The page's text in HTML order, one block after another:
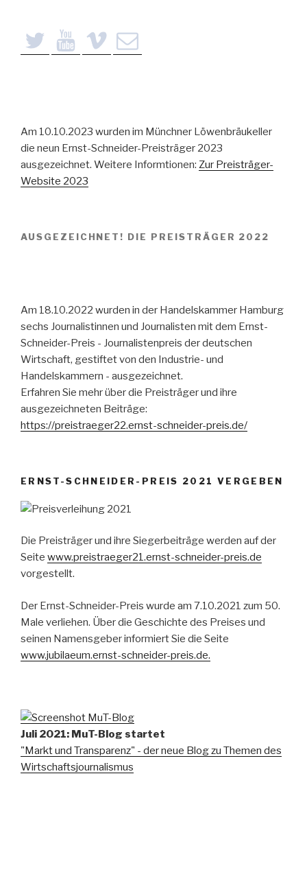
Am 10.10.2023 wurden im Münchner Löwenbräukeller
die neun Ernst-Schneider-Preisträger 2023
ausgezeichnet. Weitere Informtionen: Zur Preisträger-
Website 2023
AUSGEZEICHNET! DIE PREISTRÄGER 2022
Am 18.10.2022 wurden in der Handelskammer Hamburg
sechs Journalistinnen und Journalisten mit dem Ernst-
Schneider-Preis - Journalistenpreis der deutschen
Wirtschaft, gestiftet von den Industrie- und
Handelskammern - ausgezeichnet.
Erfahren Sie mehr über die Preisträger und ihre
ausgezeichneten Beiträge:
https://preistraeger22.ernst-schneider-preis.de/
ERNST-SCHNEIDER-PREIS 2021 VERGEBEN
Die Preisträger und ihre Siegerbeiträge werden auf der
Seite www.preistraeger21.ernst-schneider-preis.de
vorgestellt.
Der Ernst-Schneider-Preis wurde am 7.10.2021 zum 50.
Male verliehen. Über die Geschichte des Preises und
seinen Namensgeber informiert Sie die Seite
www.jubilaeum.ernst-schneider-preis.de.
Juli 2021: MuT-Blog startet
"Markt und Transparenz" - der neue Blog zu Themen des
Wirtschaftsjournalismus